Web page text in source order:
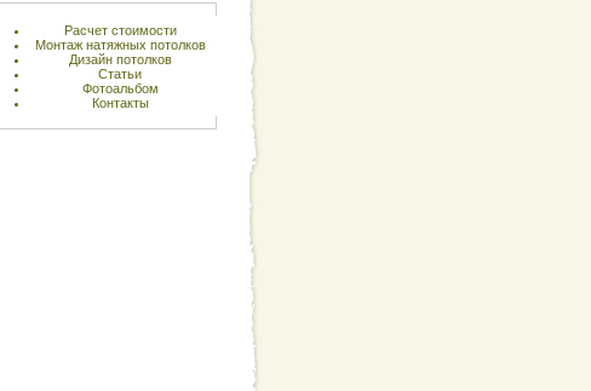
Расчет стоимости
Монтаж натяжных потолков
Дизайн потолков
Статьи
Фотоальбом
Контакты